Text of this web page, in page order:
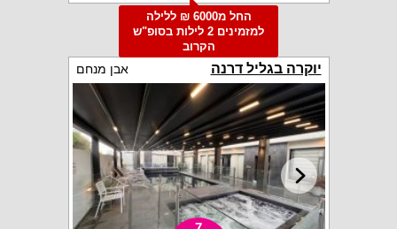
החל מ6000 ₪ ללילה
למזמינים 2 לילות בסופ"ש
הקרוב
יוקרה בגליל דרנה אבן מנחם